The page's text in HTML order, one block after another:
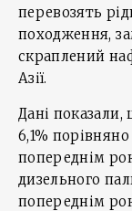
перевозять
походження,
скраплений
Азії.
Дані
6,1%
попереднім
дизельного
попереднім